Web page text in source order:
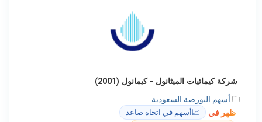
شركة كيمائيات الميثانول - كيمانول (2001)
أسهم البورصة السعودية
ظهر في
📈 أسهم في اتجاه صاعد